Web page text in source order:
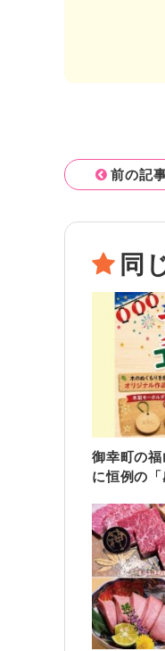
前の記
同
御幸町の
に恒例の